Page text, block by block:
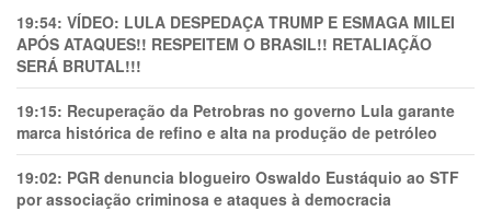
19:54: VÍDEO: LULA DESPEDAÇA TRUMP E ESMAGA MILEI
APÓS ATAQUES!! RESPEITEM O BRASIL!! RETALIAÇÃO
SERÁ BRUTAL!!!
19:15: Recuperação da Petrobras no governo Lula garante
marca histórica de refino e alta na produção de petróleo
19:02: PGR denuncia blogueiro Oswaldo Eustáquio ao STF
por associação criminosa e ataques à democracia